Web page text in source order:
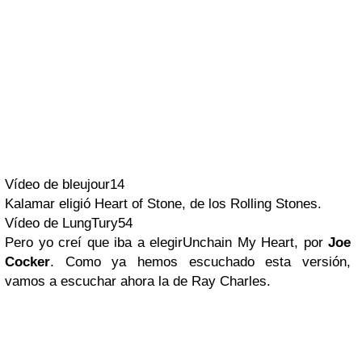
Vídeo de bleujour14
Kalamar eligió Heart of Stone, de los Rolling Stones.
Vídeo de LungTury54
Pero yo creí que iba a elegirUnchain My Heart, por Joe
Cocker. Como ya hemos escuchado esta versión,
vamos a escuchar ahora la de Ray Charles.